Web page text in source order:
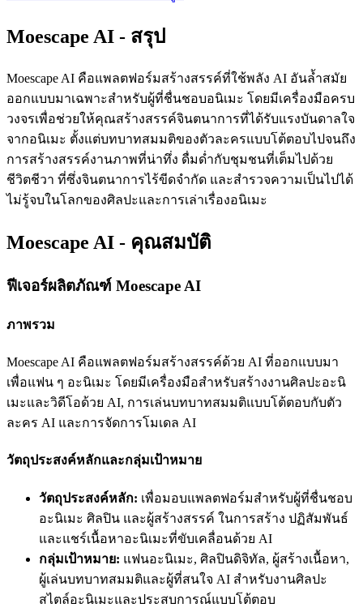
Moescape AI - สรุป
Moescape AI คือแพลตฟอร์มสร้างสรรค์ที่ใช้พลัง AI อันล้ำสมัย
ออกแบบมาเฉพาะสำหรับผู้ที่ชื่นชอบอนิเมะ โดยมีเครื่องมือครบ
วงจรเพื่อช่วยให้คุณสร้างสรรค์จินตนาการที่ได้รับแรงบันดาลใจ
จากอนิเมะ ตั้งแต่บทบาทสมมติของตัวละครแบบโต้ตอบไปจนถึง
การสร้างสรรค์งานภาพที่น่าทึ่ง ดื่มด่ำกับชุมชนที่เต็มไปด้วย
ชีวิตชีวา ที่ซึ่งจินตนาการไร้ขีดจำกัด และสำรวจความเป็นไปได้
ไม่รู้จบในโลกของศิลปะและการเล่าเรื่องอนิเมะ
Moescape AI - คุณสมบัติ
ฟีเจอร์ผลิตภัณฑ์ Moescape AI
ภาพรวม
Moescape AI คือแพลตฟอร์มสร้างสรรค์ด้วย AI ที่ออกแบบมา
เพื่อแฟน ๆ อะนิเมะ โดยมีเครื่องมือสำหรับสร้างงานศิลปะอะนิ
เมะและวิดีโอด้วย AI, การเล่นบทบาทสมมติแบบโต้ตอบกับตัว
ละคร AI และการจัดการโมเดล AI
วัตถุประสงค์หลักและกลุ่มเป้าหมาย
วัตถุประสงค์หลัก: เพื่อมอบแพลตฟอร์มสำหรับผู้ที่ชื่นชอบ
อะนิเมะ ศิลปิน และผู้สร้างสรรค์ ในการสร้าง ปฏิสัมพันธ์
และแชร์เนื้อหาอะนิเมะที่ขับเคลื่อนด้วย AI
กลุ่มเป้าหมาย: แฟนอะนิเมะ, ศิลปินดิจิทัล, ผู้สร้างเนื้อหา,
ผู้เล่นบทบาทสมมติและผู้ที่สนใจ AI สำหรับงานศิลปะ
สไตล์อะนิเมะและประสบการณ์แบบโต้ตอบ